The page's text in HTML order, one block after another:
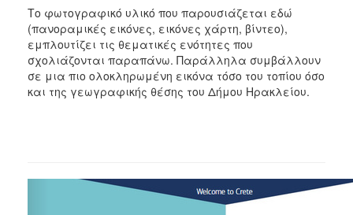
ΠΟΛΙΤΙΣΜΟΣ
ΑΝΘΕΚΤΙΚΗ
ΠΟΛΗ
Το φωτογραφικό υλικό που παρουσιάζεται εδώ
(πανοραμικές εικόνες, εικόνες χάρτη, βίντεο),
εμπλουτίζει τις θεματικές ενότητες που
σχολιάζονται παραπάνω. Παράλληλα συμβάλλουν
σε μια πιο ολοκληρωμένη εικόνα τόσο του τοπίου όσο
και της γεωγραφικής θέσης του Δήμου Ηρακλείου.